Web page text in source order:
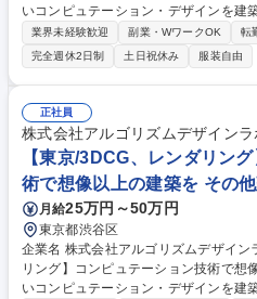
いコンピュテーション・デザインを建
ー技術を用いより良い建築づくりへの
人を育てることをVisionとする当社で、下
モデリングの作成/Ecscapeでモデリン
グを行い、パース画像等の作成 ・主
社のEnscapeライセンス販売を促進 ・
カスタマーサポート 【主要取引先(敬
建設・戸田建設・久米設計・三菱地所
久建築設計 等 募集職種 【東京/3DCG、レンダリング】コンピュテーショ
ン技術で想像以上の建築を
業界未経験歓迎 副業・WワークOK 転
完全週休2日制
土日祝休み 服装自由
正社員
株式会社アルゴリズムデザインラ
【東京/3DCG、レンダリン
術で想像以上の建築を その
月給25万円～50万円
東京都渋谷区
企業名 株式会社アルゴリズムデザインラボ 求人名 【東京/3DCG
リング】コンピュテーション技術で想像以上の建築
いコンピュテーション・デザインを建